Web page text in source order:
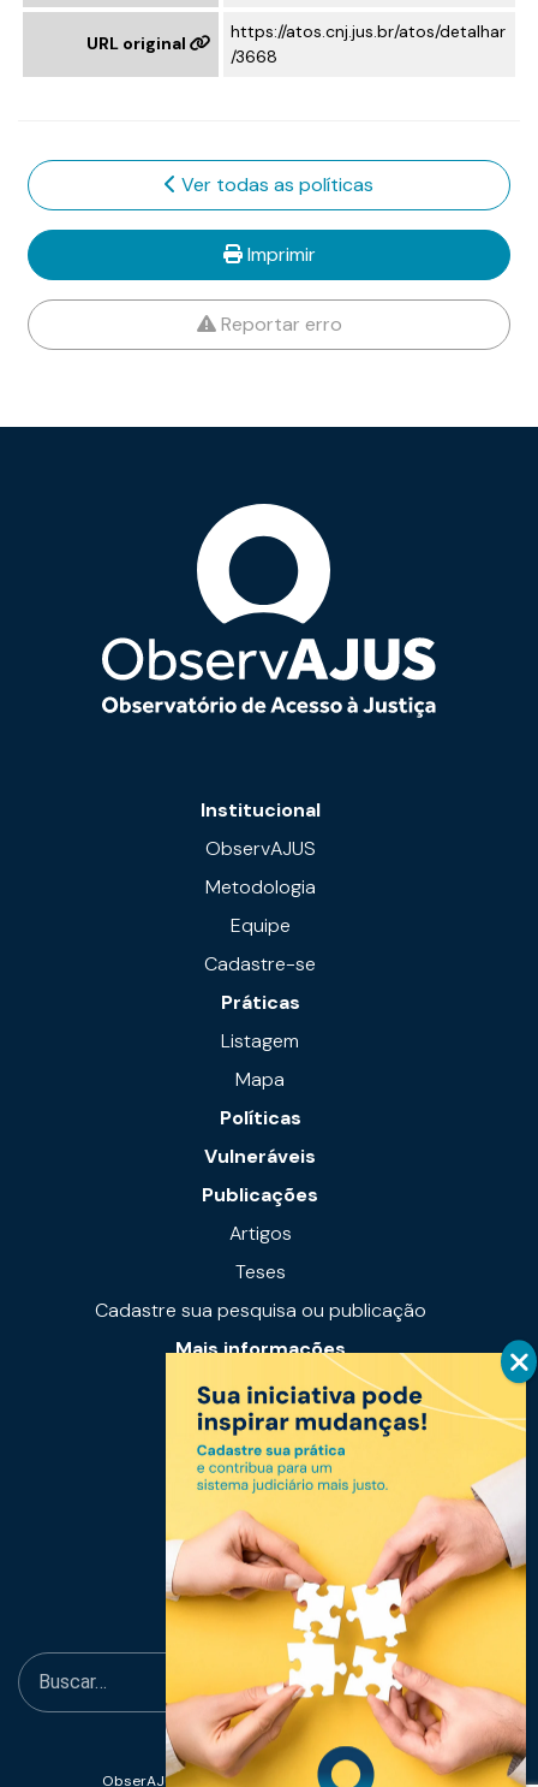
URL original
https://atos.cnj.jus.br/atos/detalhar
/3668
Ver todas as políticas
Imprimir
Reportar erro
Institucional
ObservAJUS
Metodologia
Equipe
Cadastre-se
Práticas
Listagem
Mapa
Políticas
Vulneráveis
Publicações
Artigos
Teses
Cadastre sua pesquisa ou publicação
Mais informações
Notícias
Links úteis
Fale conosco
ObserAJUS - Observatório de Acesso à Justiça